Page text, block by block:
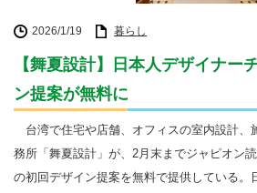
2026/1/19 暮らし
【舞夏設計】日本人デザイナー
ン提案が無料に
台湾で住宅や店舗、オフィスの室内設計、
務所「舞夏設計」が、2月末までジャピオン
の初回デザイン提案を無料で提供している。